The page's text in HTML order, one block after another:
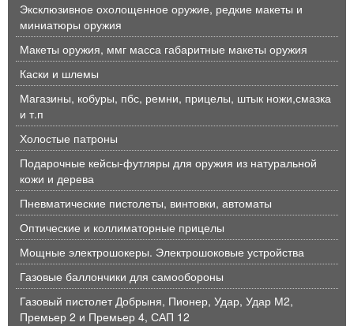
Эксклюзивное охолощенное оружие, редкие макеты и
миниатюры оружия
Макеты оружия, ммг масса габаритные макеты оружия
Каски и шлемы
Магазины, кобуры, пбс, ремни, прицелы, штык ножи,смазка
и т.п
Холостые патроны
Подарочные кейсы-футляры для оружия из натуральной
кожи и дерева
Пневматические пистолеты, винтовки, автоматы
Оптические и коллиматорные прицелы
Мощные электрошокеры. Электрошоковые устройства
Газовые баллончики для самообороны
Газовый пистолет Добрыня, Пионер, Удар, Удар М2,
Премьер 2 и Премьер 4, САП 12